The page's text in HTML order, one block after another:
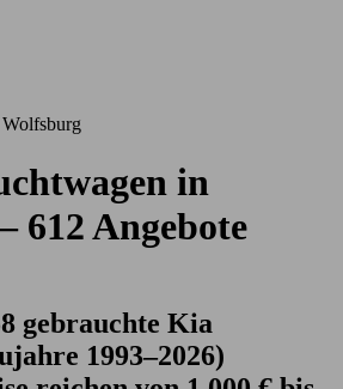
in
612 Angebote
gebrauchte Kia
1993–2026)